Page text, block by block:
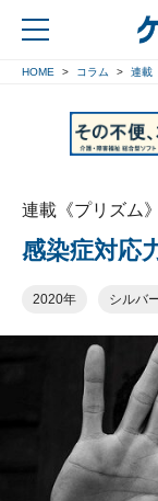
HOME コラム 連載
連載《プリズム》
感染症対応
2020年 シルバ